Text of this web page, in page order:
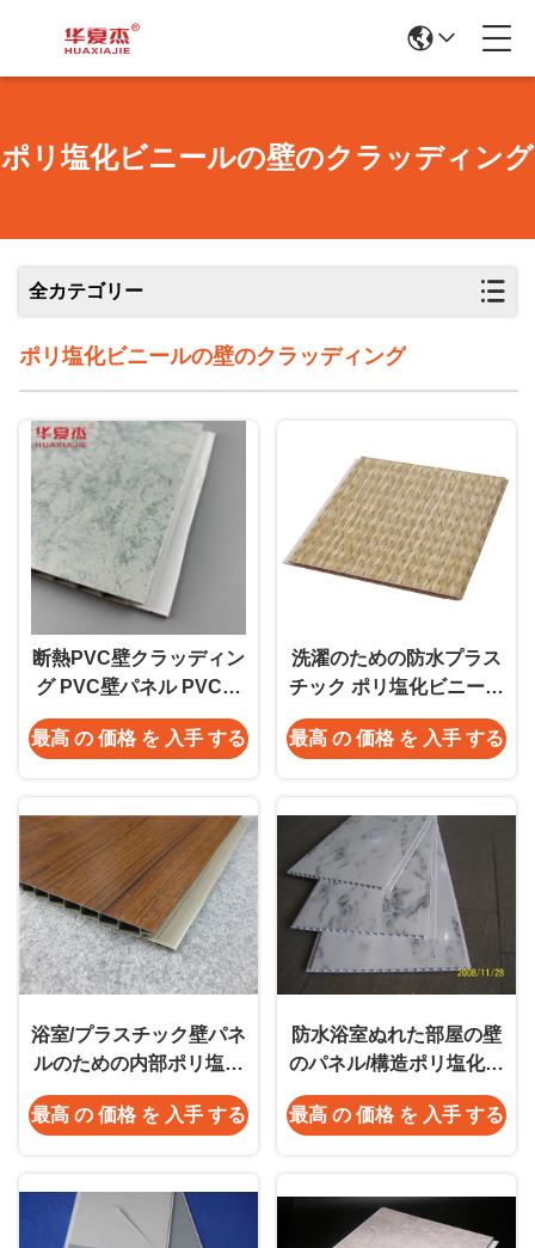
ポリ塩化ビニールの壁のクラッディング
全カテゴリー
ポリ塩化ビニールの壁のクラッディング
断熱PVC壁クラッディン
グ PVC壁パネル PVC天
井パネル 高品質
最高 の 価格 を 入手 する
洗濯のための防水プラス
チック ポリ塩化ビニール
の壁のクラッディング パ
ネル、薄板にされたパネ
最高 の 価格 を 入手 する
浴室/プラスチック壁パネ
ルのための内部ポリ塩化
ビニールの壁のクラッデ
ィングを防水して下さい
最高 の 価格 を 入手 する
防水浴室ぬれた部屋の壁
のパネル/構造ポリ塩化ビ
ニールの壁パネル
最高 の 価格 を 入手 する